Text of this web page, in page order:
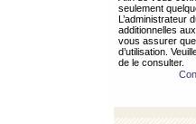
seulement
L’administrateur
additionnelles
vous assurer
d’utilisation.
de le consulter.